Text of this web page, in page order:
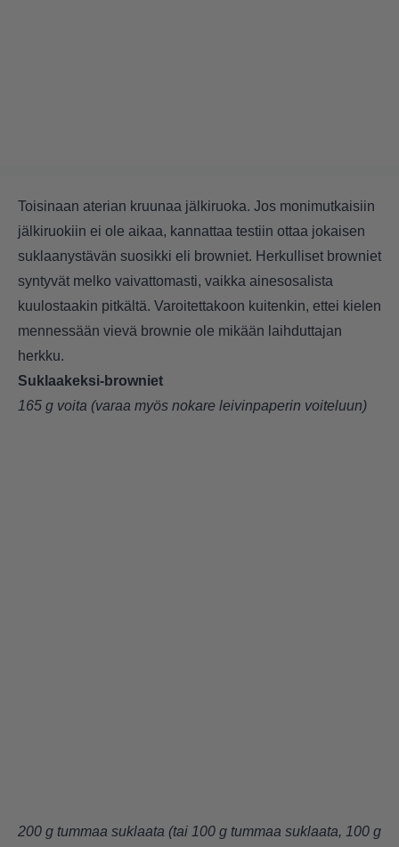
Toisinaan aterian kruunaa jälkiruoka. Jos monimutkaisiin
jälkiruokiin ei ole aikaa, kannattaa testiin ottaa jokaisen
suklaanystävän suosikki eli browniet. Herkulliset browniet
syntyvät melko vaivattomasti, vaikka ainesosalista
kuulostaakin pitkältä. Varoitettakoon kuitenkin, ettei kielen
mennessään vievä brownie ole mikään laihduttajan
herkku.
Suklaakeksi-browniet
165 g voita (varaa myös nokare leivinpaperin voiteluun)
200 g tummaa suklaata (tai 100 g tummaa suklaata, 100 g